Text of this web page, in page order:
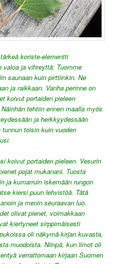
koriste-elementti
ja vihreyttä. Tuomme
saunaan kuin pirttiinkin. Ne
ja raikkaan. Vanha perinne on
koivut portaiden pieleen
tehtiin ennen maalla myös
ja herkkyydessään
toisin kuin vuoden
koivut portaiden pieleen. Vesurin
pojat mukanani. Tuosta
ja kumarruin iskemään rungon
kiersi puun lehvistöä. Tätä
ja menin seuraavan luo.
olivat pienet, voimakkaan
kiertyneet sirppimäisesti
oli näkymä kirjan kuvasta,
muodoista. Niinpä, kun limot oli
verrattomaan kirjaan Suomen